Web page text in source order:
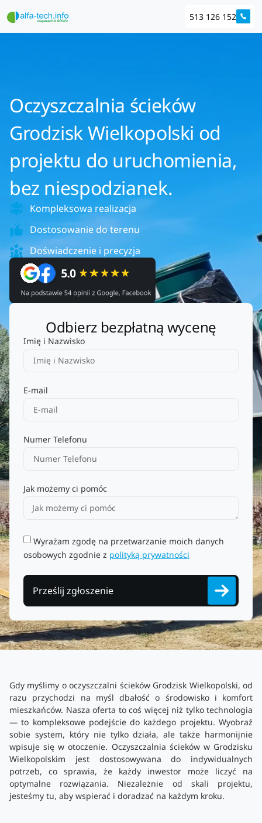
513 126 152
Oczyszczalnia ścieków
Grodzisk Wielkopolski od
projektu do uruchomienia,
bez niespodzianek.
Kompleksowa realizacja
Dostosowanie do terenu
Doświadczenie i precyzja
Odbierz bezpłatną wycenę
Imię i Nazwisko
E-mail
Numer Telefonu
Jak możemy ci pomóc
Wyrażam zgodę na przetwarzanie moich danych
osobowych zgodnie z polityką prywatności
Prześlij zgłoszenie
Gdy myślimy o oczyszczalni ścieków Grodzisk Wielkopolski, od
razu przychodzi na myśl dbałość o środowisko i komfort
mieszkańców. Nasza oferta to coś więcej niż tylko technologia
— to kompleksowe podejście do każdego projektu. Wyobraź
sobie system, który nie tylko działa, ale także harmonijnie
wpisuje się w otoczenie. Oczyszczalnia ścieków w Grodzisku
Wielkopolskim jest dostosowywana do indywidualnych
potrzeb, co sprawia, że każdy inwestor może liczyć na
optymalne rozwiązania. Niezależnie od skali projektu,
jesteśmy tu, aby wspierać i doradzać na każdym kroku.